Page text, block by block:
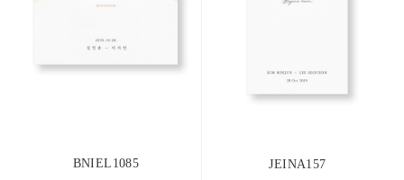
BNIEL1085 JEINA157